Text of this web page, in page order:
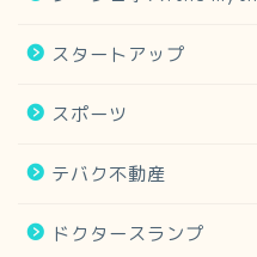
スタートアップ
スポーツ
テバク不動産
ドクタースランプ